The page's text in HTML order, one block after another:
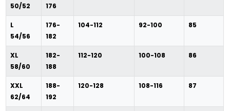
50/52
176
L
54/56
176-
182
104-112 92-100 85
XL
58/60
182-
188
112-120 100-108 86
XXL
62/64
188-
192
120-128 108-116 87